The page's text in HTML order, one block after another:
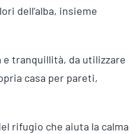
dell’alba, insieme
e tranquillità, da utilizzare
casa per pareti,
rifugio che aiuta la calma